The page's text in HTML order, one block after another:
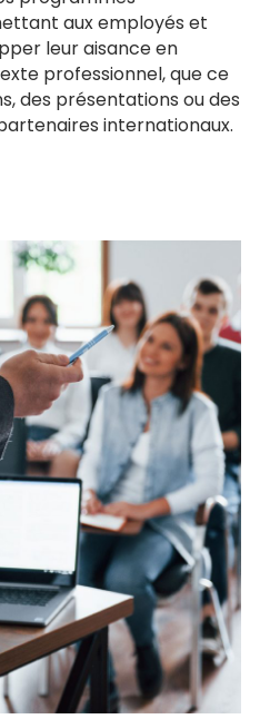
aux employés et
leur aisance en
professionnel, que ce
des présentations ou des
internationaux.